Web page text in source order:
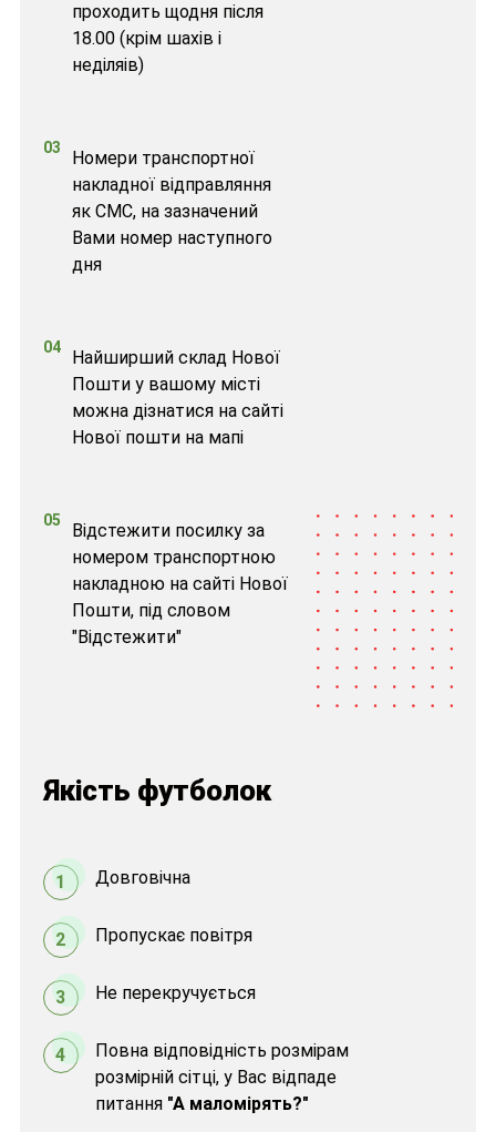
проходить щодня після
18.00 (крім шахів і
неділяів)
03
Номери транспортної
накладної відправляння
як СМС, на зазначений
Вами номер наступного
дня
04
Найширший склад Нової
Пошти у вашому місті
можна дізнатися на сайті
Нової пошти на мапі
05
Відстежити посилку за
номером транспортною
накладною на сайті Нової
Пошти, під словом
"Відстежити"
Якість футболок
1 Довговічна
2 Пропускає повітря
3 Не перекручується
4
Повна відповідність розмірам
розмірній сітці, у Вас відпаде
питання "А маломірять?"